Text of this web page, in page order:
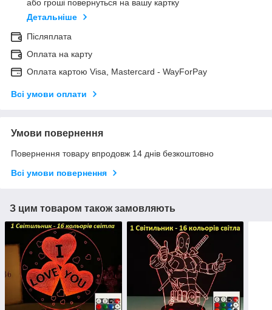
або гроші повернуться на вашу картку
Детальніше
Післяплата
Оплата на карту
Оплата картою Visa, Mastercard - WayForPay
Всі умови оплати
Умови повернення
Повернення товару впродовж 14 днів безкоштовно
Всі умови повернення
З цим товаром також замовляють